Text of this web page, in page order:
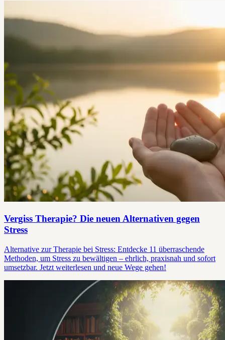
Vergiss Therapie? Die neuen Alternativen gegen
Stress
Alternative zur Therapie bei Stress: Entdecke 11 überraschende
Methoden, um Stress zu bewältigen – ehrlich, praxisnah und sofort
umsetzbar. Jetzt weiterlesen und neue Wege gehen!